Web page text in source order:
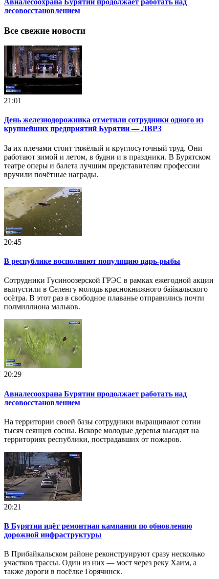
Авиалесоохрана Бурятии продолжает работать над
лесовосстановлением
Все свежие новости
21:01
День железнодорожника отметили сотрудники одного из
крупнейших предприятий Бурятии — ЛВРЗ
За их плечами стоит тяжёлый и круглосуточный труд. Они
работают зимой и летом, в будни и в праздники. В Бурятском
театре оперы и балета лучшим представителям профессии
вручили почётные награды.
20:45
В республике восполняют популяцию царь-рыбы
Сотрудники Гусиноозерской ГРЭС в рамках ежегодной акции
выпустили в Селенгу молодь краснокнижного байкальского
осётра. В этот раз в свободное плаванье отправились почти
полмиллиона мальков.
20:29
Авиалесоохрана Бурятии продолжает работать над
лесовосстановлением
На территории своей базы сотрудники выращивают сотни
тысяч сеянцев сосны. Вскоре молодые деревья высадят на
территориях республики, пострадавших от пожаров.
20:21
В Бурятии идёт ремонтная кампания по обновлению
дорожной инфраструктуры
В Прибайкальском районе реконструируют сразу несколько
участков трассы. Один из них — мост через реку Хаим, а
также дороги в посёлке Горячинск.